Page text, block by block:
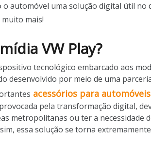
automóvel uma solução digital útil no
mais!
VW Play?
tecnológico embarcado aos
desenvolvido por meio de uma
acessórios para automóveis
pela transformação digital,
metropolitanas ou ter a necessidade
essa solução se torna